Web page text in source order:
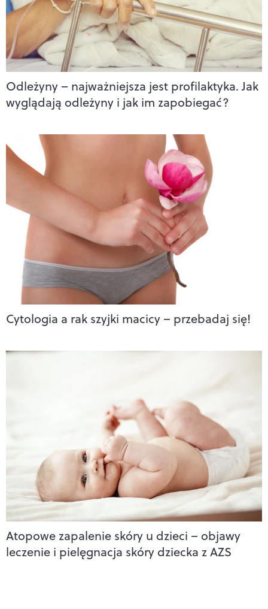
Odleżyny – najważniejsza jest profilaktyka. Jak
wyglądają odleżyny i jak im zapobiegać?
Cytologia a rak szyjki macicy – przebadaj się!
Atopowe zapalenie skóry u dzieci – objawy
leczenie i pielęgnacja skóry dziecka z AZS